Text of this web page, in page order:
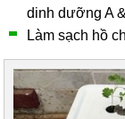
dinh dưỡng A
Làm sạch hồ